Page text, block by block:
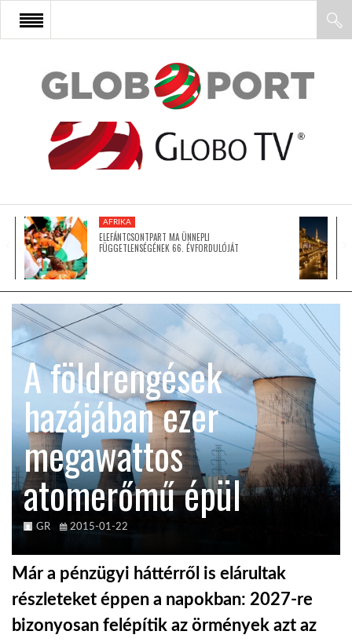
FŐOLDAL
AFRIKA
ÁZSIA
LATIN-AMERIKA
KÖZEL-KELET
AUSZTRÁLIA
A VILÁG ITTHON
GLOBOTV BP
AFRIKA
ELEFÁNTCSONTPART MA ÜNNEPLI
FÜGGETLENSÉGÉNEK 66. ÉVFORDULÓJÁT
A földrengések
hazájában ezer
megawattos
atomerőmű épül
GR 2015-01-22
Már a pénzügyi háttérről is elárultak
részleteket éppen a napokban: 2027-re
bizonyosan felépítik az örmények azt az